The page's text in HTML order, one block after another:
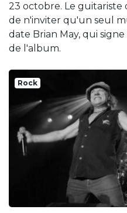
23 octobre. Le guitariste
de n'inviter qu'un seul
date Brian May, qui
de l'album.
Rock